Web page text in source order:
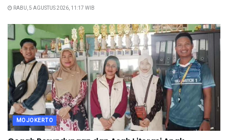
RABU, 5 AGUSTUS 2026, 11:17 WIB
MOJOKERTO